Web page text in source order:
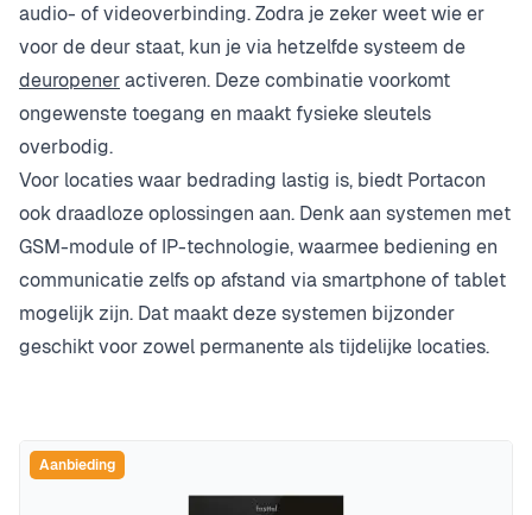
audio- of videoverbinding. Zodra je zeker weet wie er
voor de deur staat, kun je via hetzelfde systeem de
deuropeneractiveren. Deze combinatie voorkomt
ongewenste toegang en maakt fysieke sleutels
overbodig.
Voor locaties waar bedrading lastig is, biedt Portacon
ook draadloze oplossingen aan. Denk aan systemen met
GSM-module of IP-technologie, waarmee bediening en
communicatie zelfs op afstand via smartphone of tablet
mogelijk zijn. Dat maakt deze systemen bijzonder
geschikt voor zowel permanente als tijdelijke locaties.
Aanbieding